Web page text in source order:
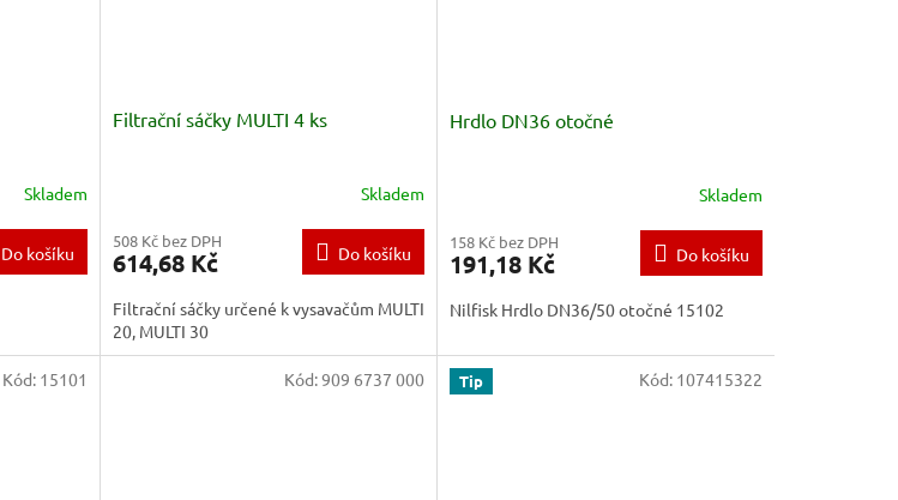
Skladem
Do košíku
Filtrační sáčky MULTI 4 ks
Skladem
508 Kč bez DPH
614,68 Kč Do košíku
Filtrační sáčky určené k vysavačům MULTI
20, MULTI 30
Hrdlo DN36 otočné
Skladem
158 Kč bez DPH
191,18 Kč Do košíku
Nilfisk Hrdlo DN36/50 otočné 15102
Kód: 15101 Kód:909 6737 000 Tip Kód: 107415322